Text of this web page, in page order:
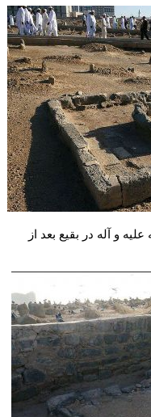
و آله در بقیع بعد از